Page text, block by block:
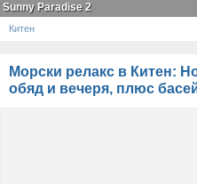
Sunny Paradise 2
Китен
Морски релакс в Китен:
обяд и вечеря, плюс